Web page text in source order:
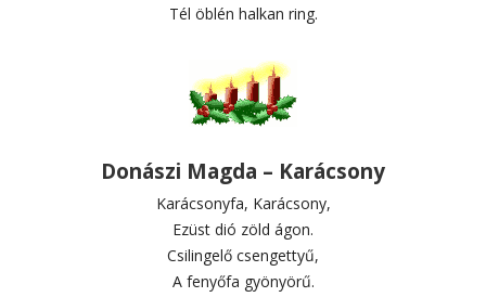
Tél öblén halkan ring.
Donászi Magda – Karácsony
Karácsonyfa, Karácsony,
Ezüst dió zöld ágon.
Csilingelő csengettyű,
A fenyőfa gyönyörű.